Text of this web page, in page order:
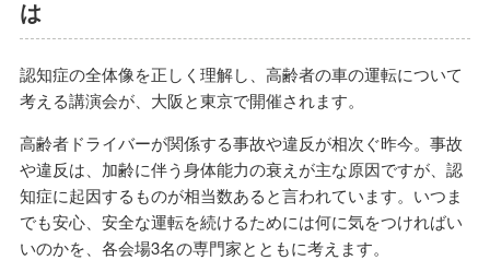
は
認知症の全体像を正しく理解し、高齢者の車の運転について
考える講演会が、大阪と東京で開催されます。
高齢者ドライバーが関係する事故や違反が相次ぐ昨今。事故
や違反は、加齢に伴う身体能力の衰えが主な原因ですが、認
知症に起因するものが相当数あると言われています。いつま
でも安心、安全な運転を続けるためには何に気をつければい
いのかを、各会場3名の専門家とともに考えます。